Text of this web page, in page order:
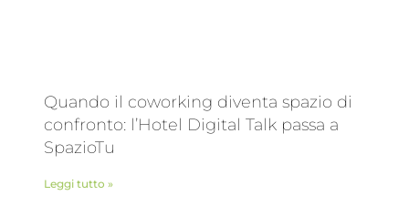
Quando il coworking diventa spazio di
confronto: l’Hotel Digital Talk passa a
SpazioTu
Leggi tutto »